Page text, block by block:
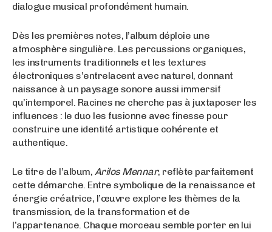
dialogue musical profondément humain.
Dès les premières notes, l’album déploie une
atmosphère singulière. Les percussions organiques,
les instruments traditionnels et les textures
électroniques s’entrelacent avec naturel, donnant
naissance à un paysage sonore aussi immersif
qu’intemporel. Racines ne cherche pas à juxtaposer les
influences : le duo les fusionne avec finesse pour
construire une identité artistique cohérente et
authentique.
Le titre de l’album, Arilos Mennar, reflète parfaitement
cette démarche. Entre symbolique de la renaissance et
énergie créatrice, l’œuvre explore les thèmes de la
transmission, de la transformation et de
l’appartenance. Chaque morceau semble porter en lui